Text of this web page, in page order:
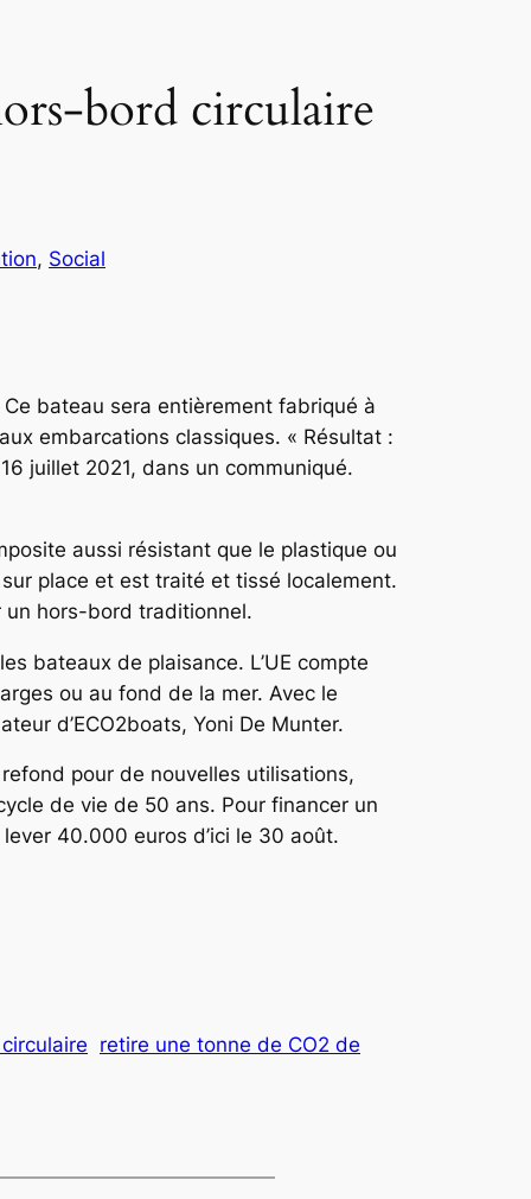
bord circulaire
, Social
bateau sera entièrement fabriqué à
embarcations classiques. « Résultat :
juillet 2021, dans un communiqué.
aussi résistant que le plastique ou
place et est traité et tissé localement.
un hors-bord traditionnel.
bateaux de plaisance. L’UE compte
ou au fond de la mer. Avec le
d’ECO2boats, Yoni De Munter.
pour de nouvelles utilisations,
de vie de 50 ans. Pour financer un
40.000 euros d’ici le 30 août.
retire une tonne de CO2 de